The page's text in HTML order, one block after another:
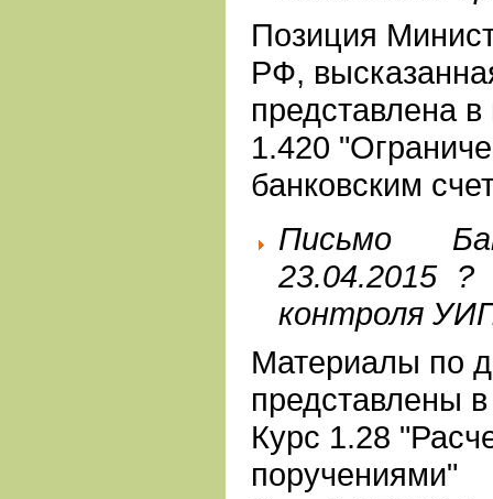
Позиция
РФ,
представлена в
1.420
банковским
Письмо
23.04.2015 ?
контроля
Материалы по
представлены
Курс 1.28
поручениями"